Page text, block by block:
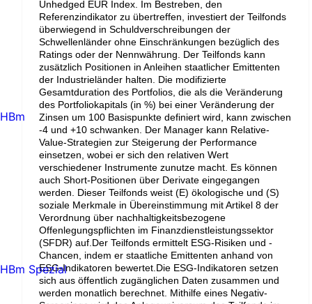
Unhedged EUR Index. Im Bestreben, den
Referenzindikator zu übertreffen, investiert der Teilfonds
überwiegend in Schuldverschreibungen der
Schwellenländer ohne Einschränkungen bezüglich des
Ratings oder der Nennwährung. Der Teilfonds kann
zusätzlich Positionen in Anleihen staatlicher Emittenten
der Industrieländer halten. Die modifizierte
Gesamtduration des Portfolios, die als die Veränderung
des Portfoliokapitals (in %) bei einer Veränderung der
Zinsen um 100 Basispunkte definiert wird, kann zwischen
-4 und +10 schwanken. Der Manager kann Relative-
Value-Strategien zur Steigerung der Performance
einsetzen, wobei er sich den relativen Wert
verschiedener Instrumente zunutze macht. Es können
auch Short-Positionen über Derivate eingegangen
werden. Dieser Teilfonds weist (E) ökologische und (S)
soziale Merkmale in Übereinstimmung mit Artikel 8 der
Verordnung über nachhaltigkeitsbezogene
Offenlegungspflichten im Finanzdienstleistungssektor
(SFDR) auf.Der Teilfonds ermittelt ESG-Risiken und -
Chancen, indem er staatliche Emittenten anhand von
ESG-Indikatoren bewertet.Die ESG-Indikatoren setzen
sich aus öffentlich zugänglichen Daten zusammen und
werden monatlich berechnet. Mithilfe eines Negativ-
HBm
HBm Spezial